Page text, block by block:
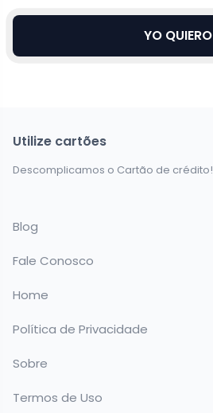
YO QUIERO
Utilize cartões
Descomplicamos o Cartão de crédito!
Blog
Fale Conosco
Home
Política de Privacidade
Sobre
Termos de Uso